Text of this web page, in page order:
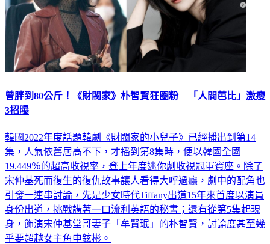
曾胖到80公斤！《財閥家》朴智賢狂圈粉 「人間芭比」激瘦
3招曝
韓國2022年度話題韓劇《財閥家的小兒子》已經播出到第14
集，人氣依舊居高不下，才播到第8集時，便以韓國全國
19.449％的超高收視率，登上年度迷你劇收視冠軍寶座。除了
宋仲基死而復生的復仇故事讓人看得大呼過癮，劇中的配角也
引發一連串討論，先是少女時代Tiffany出道15年來首度以演員
身份出道，挑戰講著一口流利英語的秘書；還有從第5集起現
身，飾演宋仲基堂哥妻子「牟賢珉」的朴智賢，討論度甚至幾
乎要超越女主角申鉉彬。